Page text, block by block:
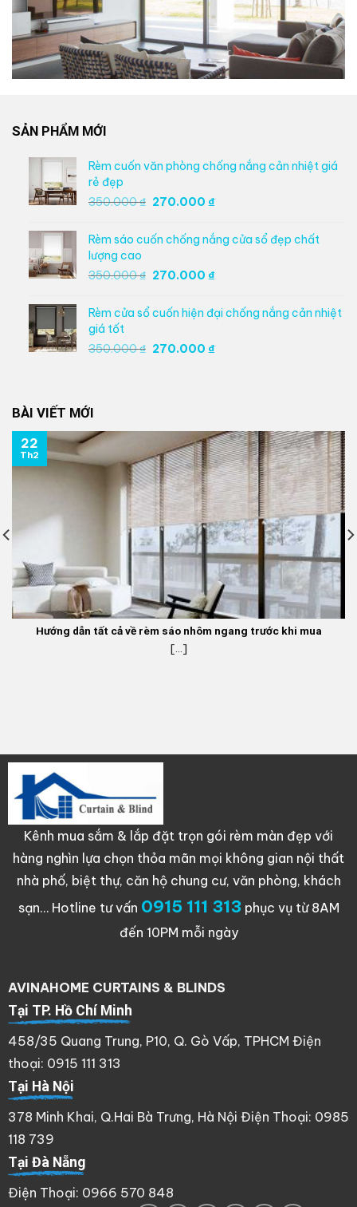
SẢN PHẨM MỚI
Rèm cuốn văn phòng chống nắng cản nhiệt giá
rẻ đẹp
350.000₫ Giá
là:
350.000 ₫.
270.000 ₫Giá
tại
là:
270.000 ₫.
Rèm sáo cuốn chống nắng cửa sổ đẹp chất
lượng cao
350.000₫ Giá
là:
350.000 ₫.
270.000 ₫Giá
tại
là:
Rèm cửa sổ cuốn hiện đại chống nắng cản nhiệt
giá tốt
350.000₫ Giá
270.000 ₫Giá
BÀI VIẾT MỚI
Hướng dẫn tất cả về rèm sáo nhôm ngang trước khi mua
[...]
22
Th2
Kênh mua sắm & lắp đặt trọn gói rèm màn đẹp với
hàng nghìn lựa chọn thỏa mãn mọi không gian nội thất
nhà phố, biệt thự, căn hộ chung cư, văn phòng, khách
sạn… Hotline tư vấn 0915 111 313phục vụ từ 8AM
đến 10PM mỗi ngày
AVINAHOME CURTAINS & BLINDS
Tại TP. Hồ Chí Minh
458/35 Quang Trung, P10, Q. Gò Vấp, TPHCM Điện
thoại: 0915 111 313
Tại Hà Nội
378 Minh Khai, Q.Hai Bà Trưng, Hà Nội Điện Thoại: 0985
118 739
Tại Đà Nẵng
Điện Thoại: 0966 570 848